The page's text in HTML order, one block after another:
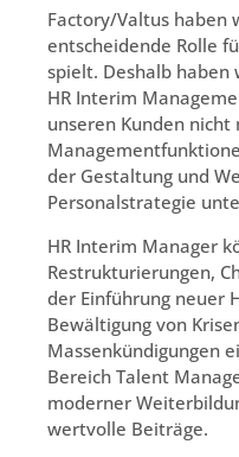
Factory/Valtus haben
entscheidende Rolle
spielt. Deshalb haben
HR Interim
unseren Kunden nicht
der Gestaltung und
Personalstrategie
HR Interim Manager
Restrukturierungen,
der Einführung neuer
Bewältigung von
Massenkündigungen
Bereich Talent
moderner
wertvolle Beiträge.